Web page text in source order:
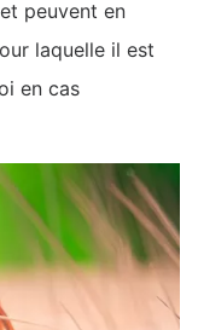
peuvent en
laquelle il est
en cas